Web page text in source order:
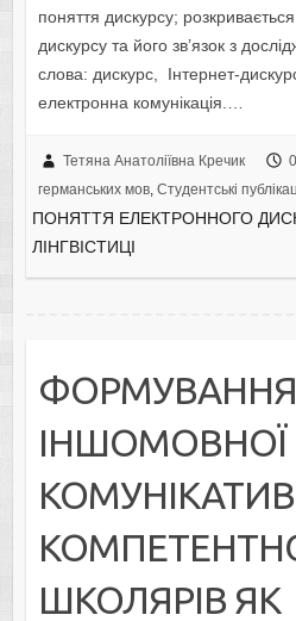
поняття дискурсу;
дискурсу та його зв’язок з
слова: дискурс, Інтернет-
електронна комунікація.…
Тетяна Анатоліївна Кречик
германських мов, Студентські
ПОНЯТТЯ ЕЛЕКТРОННОГО
ЛІНГВІСТИЦІ
ФОРМУВАННЯ
ІНШОМОВНОЇ
ШКОЛЯРІВ ЯК